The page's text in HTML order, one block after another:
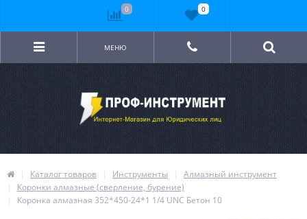
МЕНЮ
Каталог товаров Инструменты
Алмазный инструмент
Коронки алмазные (сверление, бурение)
Коронка алмазная 352*450-24*1 1/4 UNC Бетон 10
0 0